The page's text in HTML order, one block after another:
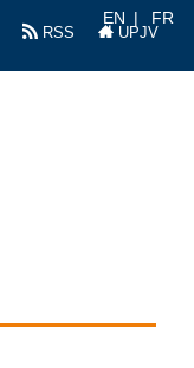
RSS UPJV
EN FR